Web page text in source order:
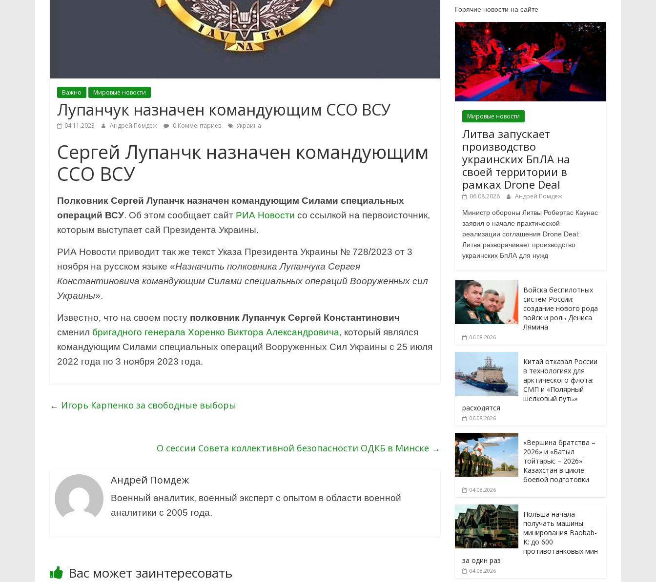
Важно Мировые новости
Лупанчук назначен командующим ССО ВСУ
04.11.2023 Андрей Помдеж 0 Комментариев Украина
Сергей Лупанчк назначен командующим
ССО ВСУ
Полковник Сергей Лупанчк назначен командующим Силами специальных
операций ВСУ. Об этом сообщает сайт РИА Новости со ссылкой на первоисточник,
которым выступает сай Президента Украины.
РИА Новости приводит так же текст Указа Президента Украины № 728/2023 от 3
ноября на русском языке «Назначить полковника Лупанчука Сергея
Константиновича командующим Силами специальных операций Вооруженных сил
Украины».
Известно, что на своем посту полковник Лупанчук Сергей Константинович
сменил бригадного генерала Хоренко Виктора Александровича, который являлся
командующим Силами специальных операций Вооруженных Сил Украины с 25 июля
2022 года по 3 ноября 2023 года.
← Игорь Карпенко за свободные выборы
О сессии Совета коллективной безопасности ОДКБ в Минске →
Андрей Помдеж
Военный аналитик, военный эксперт с опытом в области военной
аналитики с 2005 года.
Вас может заинтересовать
Горячие новости на сайте
Мировые новости
Литва запускает
производство
украинских БпЛА на
своей территории в
рамках Drone Deal
06.08.2026 Андрей Помдеж
Министр обороны Литвы Робертас Каунас
заявил о начале практической
реализации соглашения Drone Deal:
Литва разворачивает производство
украинских БпЛА для нужд
Войска беспилотных
систем России:
создание нового рода
войск и роль Дениса
Лямина
06.08.2026
Китай отказал России
в технологиях для
арктического флота:
СМП и «Полярный
шелковый путь»
расходятся
06.08.2026
«Вершина братства –
2026» и «Батыл
тойтарыс – 2026»:
Казахстан в цикле
боевой подготовки
04.08.2026
Польша начала
получать машины
минирования Baobab-
K: до 600
противотанковых мин
за один раз
04.08.2026